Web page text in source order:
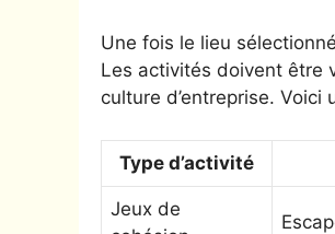
Une fois le lieu
Les activités doivent être
culture d’entreprise.
Type d’activité
Jeux de